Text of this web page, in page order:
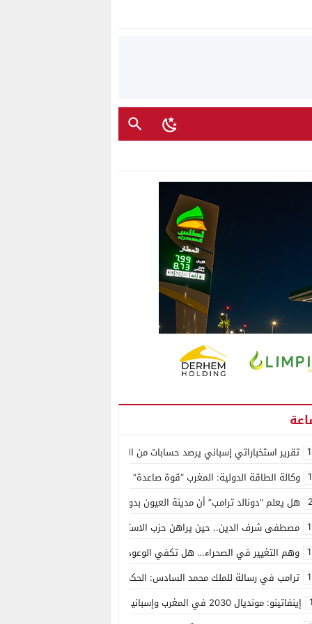
تقرير استخباراتي إسباني يرصد حسابات من الجزائر وأرقاما بـ”213+” ضمن حملة رقمية منظمة حرّضت على اقتحام سبتة
وكالة الطاقة الدولية: المغرب “قوة صاعدة” في سوق المعادن الاستراتيجية
هل يعلم “دونالد ترامب” أن مدينة العيون بدون ماء؟
مصطفى شرف الدين.. حين يراهن حزب الاستقلال على الكفاءة ويمنح الشباب
وهم التغيير في الصحراء… هل تكفي الوعود الفارغة لصناعة الواقع؟
ترامب في رسالة للملك محمد السادس: الحكم الذاتي هو الأساس الوحيد لحل
إينفاتينو: مونديال 2030 في المغرب وإسبانيا والبرتغال سيكون “الأجمل في التاريخ”